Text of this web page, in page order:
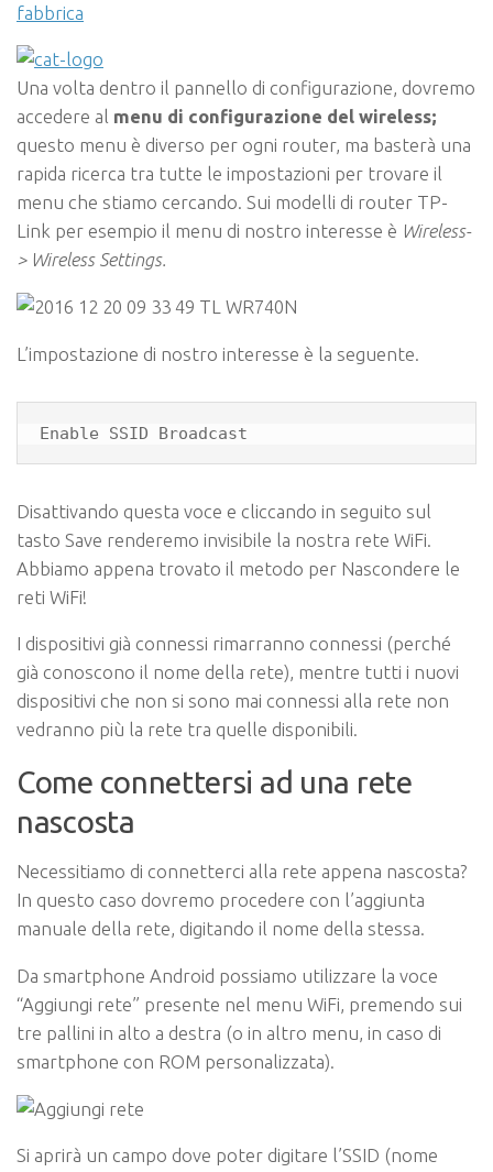
fabbrica
Una volta dentro il pannello di configurazione, dovremo
accedere al menu di configurazione del wireless;
questo menu è diverso per ogni router, ma basterà una
rapida ricerca tra tutte le impostazioni per trovare il
menu che stiamo cercando. Sui modelli di router TP-
Link per esempio il menu di nostro interesse è Wireless-
> Wireless Settings.
L’impostazione di nostro interesse è la seguente.
Enable SSID Broadcast
Disattivando questa voce e cliccando in seguito sul
tasto Save renderemo invisibile la nostra rete WiFi.
Abbiamo appena trovato il metodo per Nascondere le
reti WiFi!
I dispositivi già connessi rimarranno connessi (perché
già conoscono il nome della rete), mentre tutti i nuovi
dispositivi che non si sono mai connessi alla rete non
vedranno più la rete tra quelle disponibili.
Come connettersi ad una rete
nascosta
Necessitiamo di connetterci alla rete appena nascosta?
In questo caso dovremo procedere con l’aggiunta
manuale della rete, digitando il nome della stessa.
Da smartphone Android possiamo utilizzare la voce
“Aggiungi rete” presente nel menu WiFi, premendo sui
tre pallini in alto a destra (o in altro menu, in caso di
smartphone con ROM personalizzata).
Si aprirà un campo dove poter digitare l’SSID (nome